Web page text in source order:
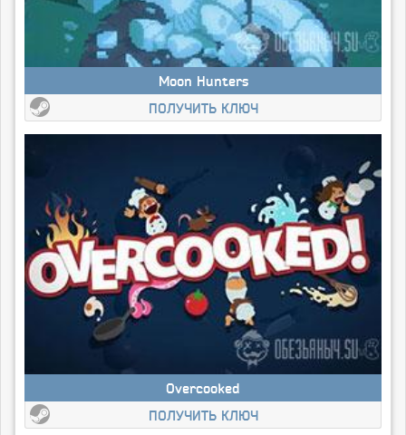
Moon Hunters
ПОЛУЧИТЬ КЛЮЧ
Overcooked
ПОЛУЧИТЬ КЛЮЧ